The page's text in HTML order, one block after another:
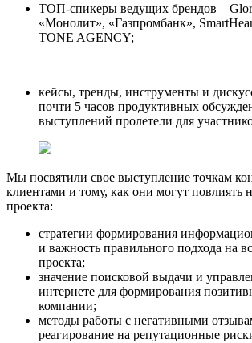
ТОП-спикеры ведущих брендов –
«Монолит», «Газпромбанк»,
TONE AGENCY;
кейсы, тренды, инструменты и
почти 5 часов продуктивных
выступлений пролетели для
Мы посвятили свое выступление точкам
клиентами и тому, как они могут повлиять
проекта:
стратегии формирования
и важность правильного подхода на
проекта;
значение поисковой выдачи и
интернете для формирования
компании;
методы работы с негативными
реагирование на репутационные